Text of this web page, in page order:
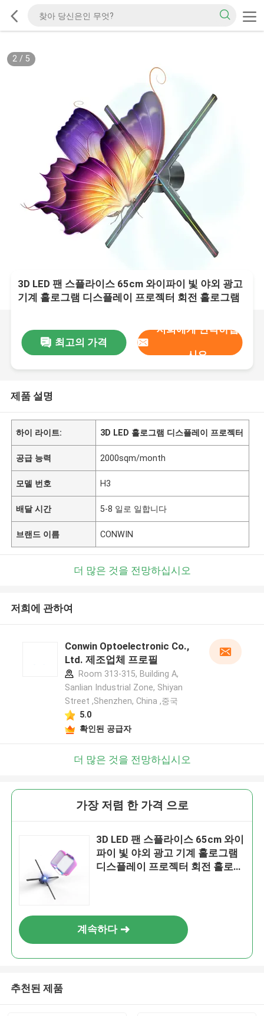
2/ 5
3D LED 팬 스플라이스 65cm 와이파이 빛 야외 광고
기계 홀로그램 디스플레이 프로젝터 회전 홀로그램
최고의 가격
저희에게 연락하십
시오
제품 설명
하이 라이트: 3D LED 홀로그램 디스플레이 프로젝터
공급 능력 2000sqm/month
모델 번호 H3
배달 시간 5-8 일로 일합니다
브랜드 이름 CONWIN
더 많은 것을 전망하십시오
저희에 관하여
Conwin Optoelectronic Co.,
Ltd. 제조업체 프로필
Room 313-315, Building A,
Sanlian Industrial Zone, Shiyan
Street ,Shenzhen, China ,중국
5.0
확인된 공급자
더 많은 것을 전망하십시오
가장 저렴 한 가격 으로
3D LED 팬 스플라이스 65cm 와이
파이 빛 야외 광고 기계 홀로그램
디스플레이 프로젝터 회전 홀로그
계속하다
추천된 제품